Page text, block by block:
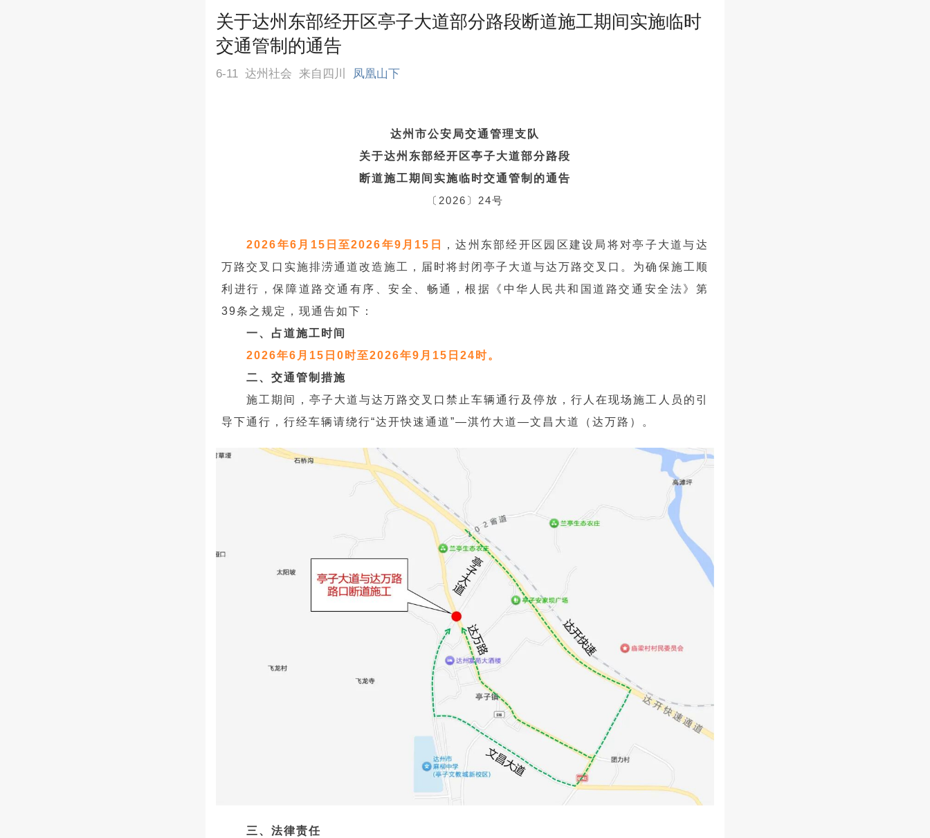
关于达州东部经开区亭子大道部分路段断道施工期间实施临时
交通管制的通告
6-11 达州社会 来自四川 凤凰山下
达州市公安局交通管理支队
关于达州东部经开区亭子大道部分路段
断道施工期间实施临时交通管制的通告
〔2026〕24号
2026年6月15日至2026年9月15日
，达州东部经开区园区建设局将对亭子大道与达
万路交叉口实施排涝通道改造施工，届时将封闭亭子大道与达万路交叉口。为确保施工顺
利进行，保障道路交通有序、安全、畅通，根据《中华人民共和国道路交通安全法》第
39条之规定，现通告如下：
一、占道施工时间
2026年6月15日0时至2026年9月15日24时。
二、交通管制措施
施工期间，亭子大道与达万路交叉口禁止车辆通行及停放，行人在现场施工人员的引
导下通行，行经车辆请绕行“达开快速通道”—淇竹大道—文昌大道（达万路）。
三、法律责任